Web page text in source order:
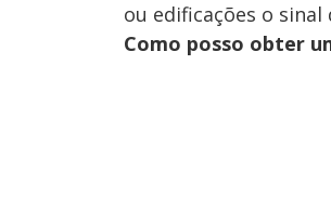
ou edificações o
Como posso obter